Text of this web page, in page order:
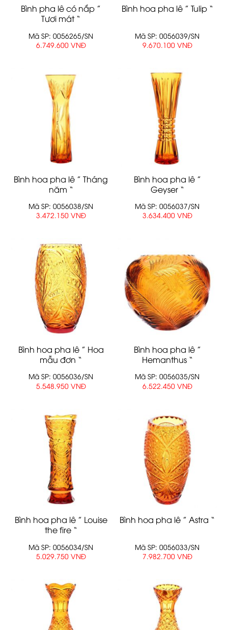
Bình pha lê có nắp ”
Tươi mát “
Mã SP: 0056265/SN
6.749.600 VNĐ
Bình hoa pha lê ” Tulip “
Mã SP: 0056039/SN
9.670.100 VNĐ
Bình hoa pha lê ” Tháng
năm “
Mã SP: 0056038/SN
3.472.150 VNĐ
Bình hoa pha lê ”
Geyser “
Mã SP: 0056037/SN
3.634.400 VNĐ
Bình hoa pha lê ” Hoa
mẫu đơn “
Mã SP: 0056036/SN
5.548.950 VNĐ
Bình hoa pha lê ”
Hemanthus “
Mã SP: 0056035/SN
6.522.450 VNĐ
Bình hoa pha lê ” Louise
the fire “
Mã SP: 0056034/SN
5.029.750 VNĐ
Bình hoa pha lê ” Astra “
Mã SP: 0056033/SN
7.982.700 VNĐ